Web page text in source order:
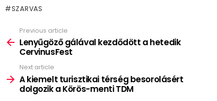
SZARVAS
more
Previous article
Lenyűgöző gálával kezdődött a hetedik
CervinusFest
Next article
A kiemelt turisztikai térség besorolásért
dolgozik a Körös-menti TDM